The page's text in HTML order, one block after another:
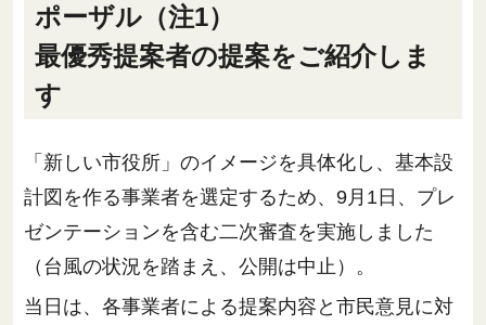
ポーザル（注1）
最優秀提案者の提案をご紹介しま
す
「新しい市役所」のイメージを具体化し、基本設
計図を作る事業者を選定するため、9月1日、プレ
ゼンテーションを含む二次審査を実施しました
（台風の状況を踏まえ、公開は中止）。
当日は、各事業者による提案内容と市民意見に対